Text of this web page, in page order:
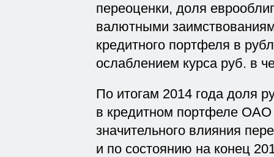
переоценки, доля
валютными
кредитного портфеля в
ослаблением курса руб. в
По итогам 2014 года доля
в кредитном портфеле
значительного влияния
и по состоянию на конец